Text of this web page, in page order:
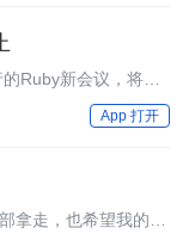
Ruby新会议，将会
Katz（Merb）、
）等人。我
App 打开
拿走，也希望我的经